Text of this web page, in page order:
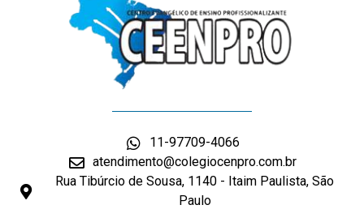
11-97709-4066
atendimento@colegiocenpro.com.br
Rua Tibúrcio de Sousa, 1140 - Itaim Paulista, São
Paulo